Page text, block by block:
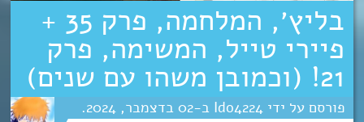
בליץ׳, המלחמה, פרק 35 +
פיירי טייל, המשימה, פרק
21! (וכמובן משהו עם שנים)
Ido4224
02 דצמבר 2024